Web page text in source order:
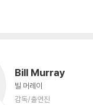
Bill Murray
빌 머레이
감독/출연진